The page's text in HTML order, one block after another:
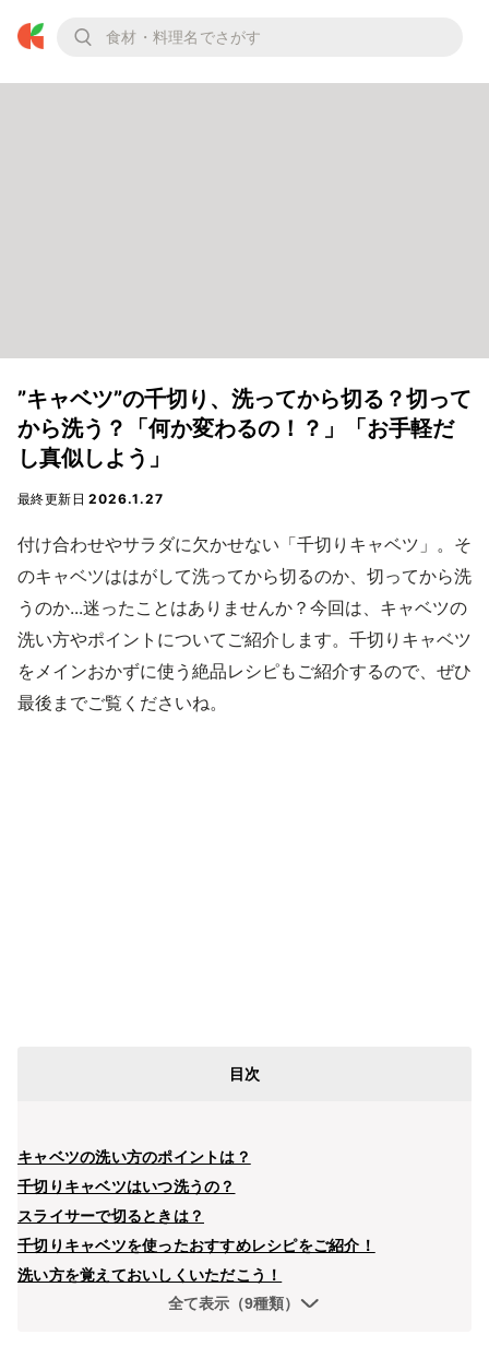
”キャベツ”の千切り、洗ってから切る？切って
から洗う？「何か変わるの！？」「お手軽だ
し真似しよう」
最終更新日2026.1.27
付け合わせやサラダに欠かせない「千切りキャベツ」。そ
のキャベツははがして洗ってから切るのか、切ってから洗
うのか...迷ったことはありませんか？今回は、キャベツの
洗い方やポイントについてご紹介します。千切りキャベツ
をメインおかずに使う絶品レシピもご紹介するので、ぜひ
最後までご覧くださいね。
目次
キャベツの洗い方のポイントは？
千切りキャベツはいつ洗うの？
スライサーで切るときは？
千切りキャベツを使ったおすすめレシピをご紹介！
洗い方を覚えておいしくいただこう！
全て表示（9種類）